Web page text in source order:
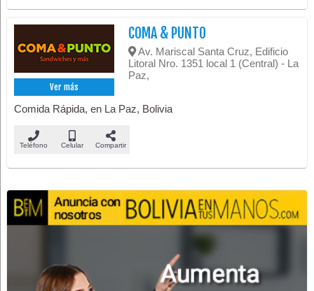
Ver más
COMA & PUNTO
Av. Mariscal Santa Cruz, Edificio
Litoral Nro. 1351 local 1 (Central) - La
Paz,
Comida Rápida, en La Paz, Bolivia
Teléfono Celular Compartir